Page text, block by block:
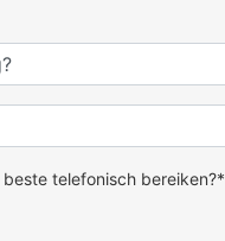
telefonisch bereiken?*